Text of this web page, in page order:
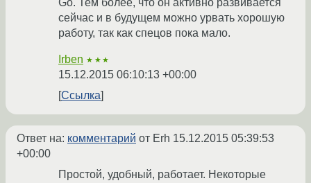
Go. Тем более, что он активно развивается
сейчас и в будущем можно урвать хорошую
работу, так как спецов пока мало.
Irben ★★★
15.12.2015 06:10:13 +00:00
Ссылка
Ответ на: комментарий от Erh 15.12.2015 05:39:53
+00:00
Простой, удобный, работает. Некоторые